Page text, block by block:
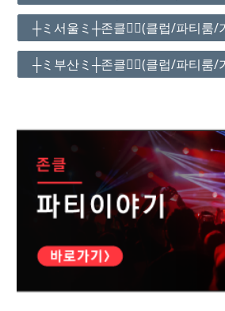
┼ミ서울ミ┼존클❤️‍🔥(클럽/파티룸/
┼ミ부산ミ┼존클❤️‍🔥(클럽/파티룸/